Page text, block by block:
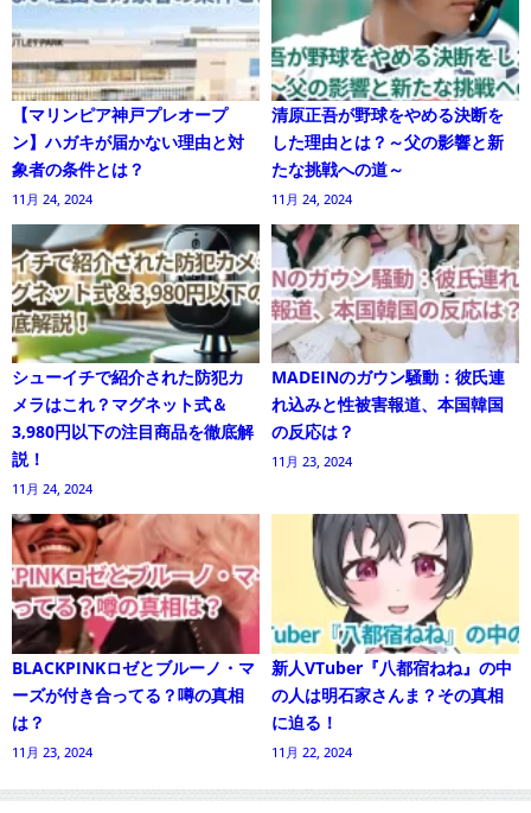
【マリンピア神戸プレオープ
ン】ハガキが届かない理由と対
象者の条件とは？
11月 24, 2024
清原正吾が野球をやめる決断を
した理由とは？～父の影響と新
たな挑戦への道～
11月 24, 2024
シューイチで紹介された防犯カ
メラはこれ？マグネット式＆
3,980円以下の注目商品を徹底解
説！
11月 24, 2024
MADEINのガウン騒動：彼氏連
れ込みと性被害報道、本国韓国
の反応は？
11月 23, 2024
BLACKPINKロゼとブルーノ・マ
ーズが付き合ってる？噂の真相
は？
11月 23, 2024
新人VTuber『八都宿ねね』の中
の人は明石家さんま？その真相
に迫る！
11月 22, 2024